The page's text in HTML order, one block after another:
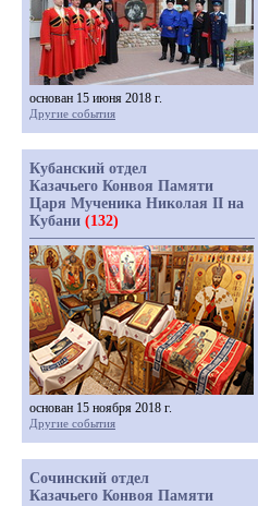
основан 15 июня 2018 г.
Другие события
Кубанский отдел
Казачьего Конвоя Памяти
Царя Мученика Николая II на
Кубани (132)
основан 15 ноября 2018 г.
Другие события
Сочинский отдел
Казачьего Конвоя Памяти